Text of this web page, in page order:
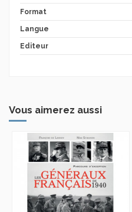
Format
Langue
Editeur
Vous aimerez aussi